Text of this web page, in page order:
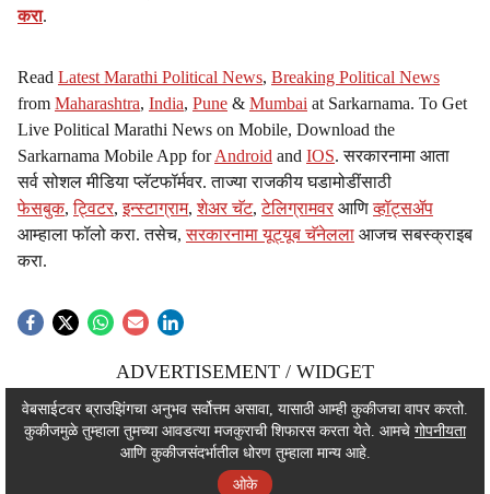
करा.
Read Latest Marathi Political News, Breaking Political News
from Maharashtra, India, Pune & Mumbai at Sarkarnama. To Get
Live Political Marathi News on Mobile, Download the
Sarkarnama Mobile App forAndroid and IOS. सरकारनामा आता
सर्व सोशल मीडिया प्लॅटफॉर्मवर. ताज्या राजकीय घडामोडींसाठी
फेसबुक,ट्विटर,इन्स्टाग्राम,शेअर चॅट,टेलिग्रामवर आणिव्हॉट्सॲप
आम्हाला फॉलो करा. तसेच,सरकारनामा यूट्यूब चॅनेलला आजच सबस्क्राइब
करा.
ADVERTISEMENT / WIDGET
ADVERTISEMENT / WIDGET
ADVERTISEMENT / WIDGET
वेबसाईटवर ब्राउझिंगचा अनुभव सर्वोत्तम असावा, यासाठी आम्ही कुकीजचा वापर करतो.
कुकीजमुळे तुम्हाला तुमच्या आवडत्या मजकुराची शिफारस करता येते. आमचे गोपनीयता
आणि कुकीजसंदर्भातील धोरण तुम्हाला मान्य आहे.
ओके